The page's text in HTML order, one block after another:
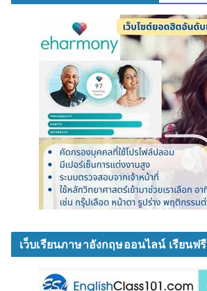
เว็บเรียนภาษาอังกฤษออนไลน์ เรียนฟรี